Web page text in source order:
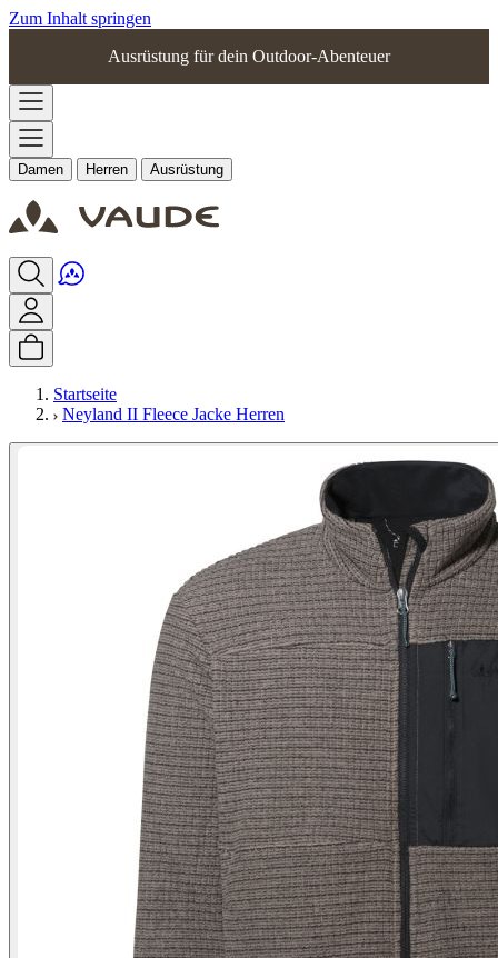
Zum Inhalt springen
Ausrüstung für dein Outdoor-Abenteuer
Damen Herren Ausrüstung
Startseite
Neyland II Fleece Jacke Herren